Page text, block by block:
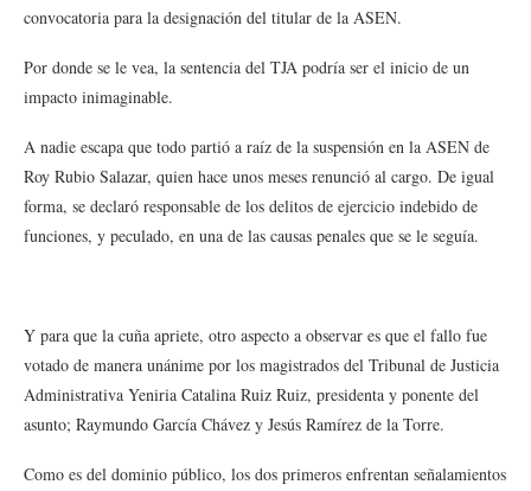
convocatoria para la designación del titular de la ASEN.
Por donde se le vea, la sentencia del TJA podría ser el inicio de un
impacto inimaginable.
A nadie escapa que todo partió a raíz de la suspensión en la ASEN de
Roy Rubio Salazar, quien hace unos meses renunció al cargo. De igual
forma, se declaró responsable de los delitos de ejercicio indebido de
funciones, y peculado, en una de las causas penales que se le seguía.
Y para que la cuña apriete, otro aspecto a observar es que el fallo fue
votado de manera unánime por los magistrados del Tribunal de Justicia
Administrativa Yeniria Catalina Ruiz Ruiz, presidenta y ponente del
asunto; Raymundo García Chávez y Jesús Ramírez de la Torre.
Como es del dominio público, los dos primeros enfrentan señalamientos